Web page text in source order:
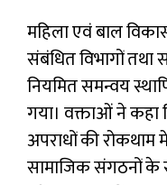
महिला एवं बाल
संबंधित विभागों
नियमित समन्वय
गया। वक्ताओं ने कहा
अपराधों की रोकथाम
सामाजिक संगठनों के